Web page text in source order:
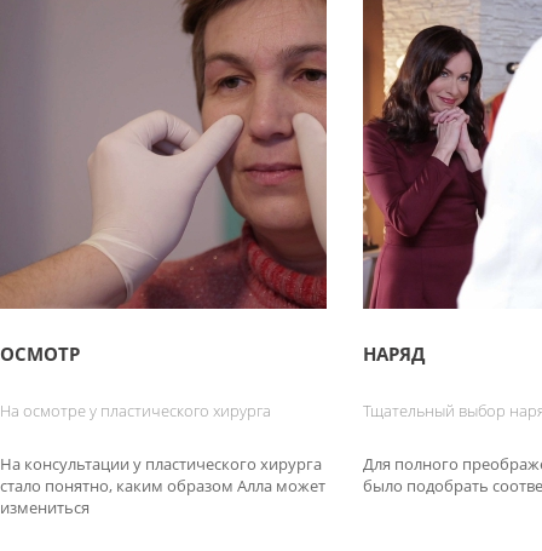
ОСМОТР
На осмотре у пластического хирурга
На консультации у пластического хирурга
стало понятно, каким образом Алла может
измениться
НАРЯД
Тщательный выбор
Для полного
было подобрать